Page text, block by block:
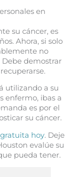
en
su cáncer, es
Ahora, si solo
no
demostrar
utilizando a su
enfermo, ibas a
es por el
su cáncer.
hoy. Deje
evalúe su
pueda tener.